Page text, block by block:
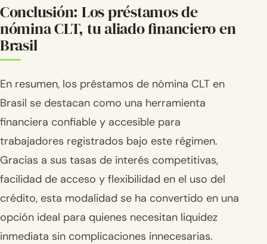
Conclusión: Los préstamos de
nómina CLT, tu aliado financiero en
Brasil
En resumen, los préstamos de nómina CLT en
Brasil se destacan como una herramienta
financiera confiable y accesible para
trabajadores registrados bajo este régimen.
Gracias a sus tasas de interés competitivas,
facilidad de acceso y flexibilidad en el uso del
crédito, esta modalidad se ha convertido en una
opción ideal para quienes necesitan liquidez
inmediata sin complicaciones innecesarias.